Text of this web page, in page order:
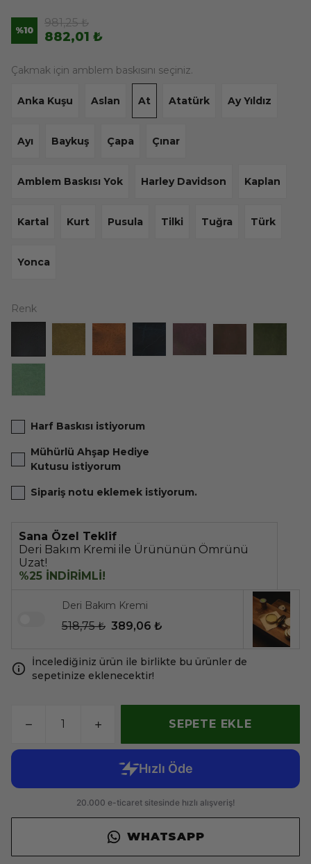
%10
981,25 ₺
882,01 ₺
Çakmak için amblem baskısını seçiniz.
Anka Kuşu Aslan At Atatürk Ay Yıldız
Ayı Baykuş Çapa Çınar
Amblem Baskısı Yok Harley Davidson Kaplan
Kartal Kurt Pusula Tilki Tuğra Türk
Yonca
Renk
Harf Baskısı istiyorum
Mühürlü Ahşap Hediye
Kutusu istiyorum
Sipariş notu eklemek istiyorum.
Sana Özel Teklif
Deri Bakım Kremi ile Ürününün Ömrünü
Uzat!
%25 İNDİRİMLİ!
Deri Bakım Kremi
518,75 ₺ 389,06 ₺
İncelediğiniz ürün ile birlikte bu ürünler de
sepetinize eklenecektir!
SEPETE EKLE
WHATSAPP